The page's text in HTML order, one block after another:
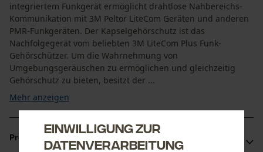
integriertem Funkgerät ermöglicht drahtlose Nahbereichs-
Kommunikation mit 3M Peltor LiteCom Geräten und anderen
PMR-Funkgeräten. Der Kapselgehörschutz ist das
Nachfolgegerät vom beliebten 3M LiteCom Plus Funk-
Gehörschützer. Um die Wahrnehmung von
Umgebungsgeräuschen zu ermöglichen und gleichzeitig
Gehörschutz zu bieten, besitzt der ...
Mehr anzeigen
Produktvorteile
Einwilligung zur
Datenverarbeitung